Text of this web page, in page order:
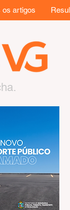
os artigos